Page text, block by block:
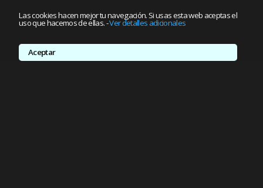
Las cookies hacen mejor tu navegación. Si usas esta web aceptas el
uso que hacemos de ellas.-Ver detalles adicionales
Aceptar